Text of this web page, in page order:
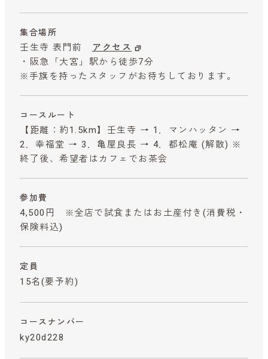
集合場所
壬生寺 表門前
アクセス
・阪急「大宮」駅から徒歩7分
※手旗を持ったスタッフがお待ちしております。
コースルート
【距離：約1.5km】壬生寺 → 1．マンハッタン →
2．幸福堂 → 3．亀屋良長 → 4．都松庵 (解散) ※
終了後、希望者はカフェでお茶会
参加費
4,500円 ※全店で試食またはお土産付き (消費税・
保険料込)
定員
15名(要予約)
コースナンバー
ky20d228